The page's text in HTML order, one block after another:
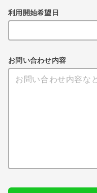
利用開始希望日
お問い合わせ内容